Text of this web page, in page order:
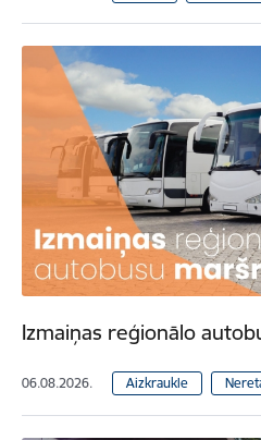
Izmaiņas reģionālo
06.08.2026. Aizkraukle